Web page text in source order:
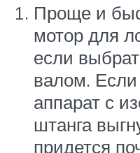
Проще и
мотор для
если
валом. Если
аппарат с
штанга
придется